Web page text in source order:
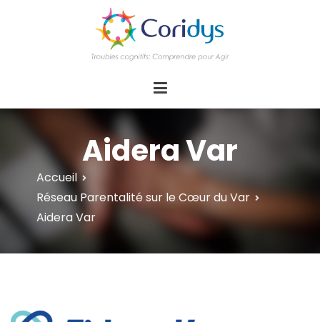
d'actions Information Accompagnement
Innovation/E­xpertise Formations autour des
troubles cognitifs dys ou acquis
Aidera Var
Accueil
Réseau Parentalité sur le Cœur du Var
Aidera Var